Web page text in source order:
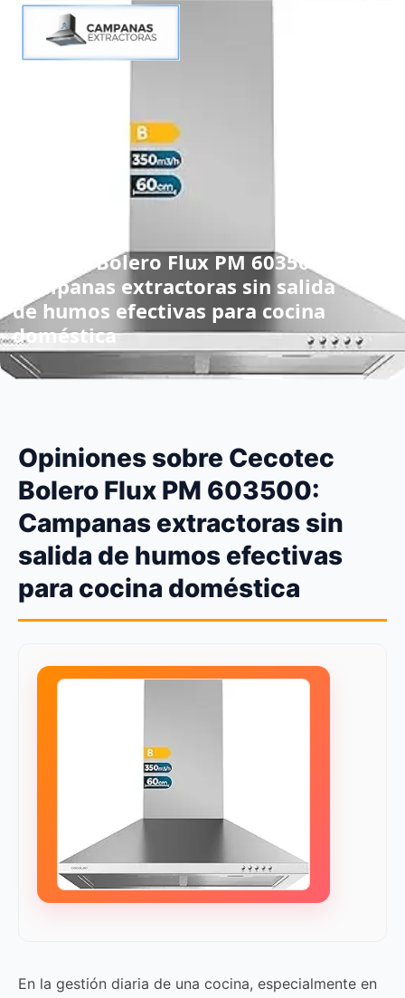
Cecotec Bolero Flux PM 603500:
Campanas extractoras sin salida
de humos efectivas para cocina
doméstica
Opiniones sobre Cecotec
Bolero Flux PM 603500:
Campanas extractoras sin
salida de humos efectivas
para cocina doméstica
En la gestión diaria de una cocina, especialmente en